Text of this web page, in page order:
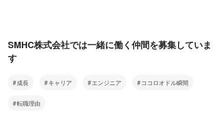
SMHC株式会社では一緒に働く仲間を募集していま
す
成長 キャリア エンジニア ココロオドル瞬間
転職理由